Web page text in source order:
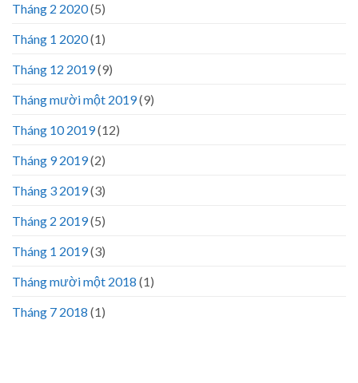
Tháng 2 2020(5)
Tháng 1 2020(1)
Tháng 12 2019(9)
Tháng mười một 2019(9)
Tháng 10 2019(12)
Tháng 9 2019(2)
Tháng 3 2019(3)
Tháng 2 2019(5)
Tháng 1 2019(3)
Tháng mười một 2018 (1)
Tháng 7 2018 (1)